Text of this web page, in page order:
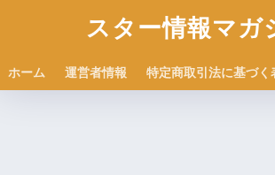
スター情報マガ
ホーム 運営者情報 特定商取引法に基づく